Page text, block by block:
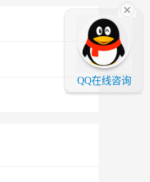
QQ在线咨询